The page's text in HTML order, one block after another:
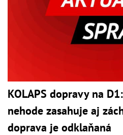
KOLAPS dopravy na
nehode zasahuje aj
doprava je odklaňaná